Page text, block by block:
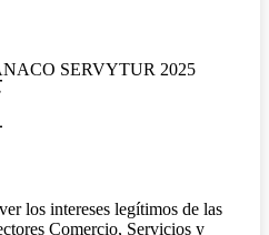
SERVYTUR 2025
los intereses legítimos de las
Comercio, Servicios y